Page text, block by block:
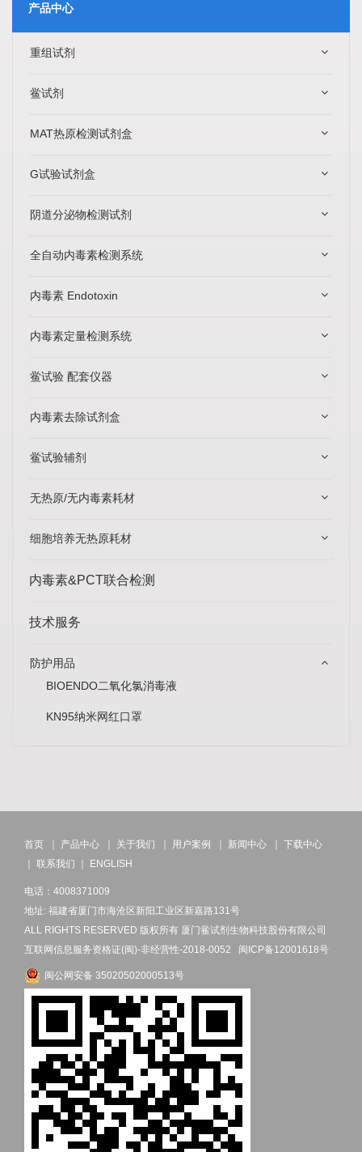
产品中心
重组试剂
鲎试剂
MAT热原检测试剂盒
G试验试剂盒
阴道分泌物检测试剂
全自动内毒素检测系统
内毒素 Endotoxin
内毒素定量检测系统
鲎试验 配套仪器
内毒素去除试剂盒
鲎试验辅剂
无热原/无内毒素耗材
细胞培养无热原耗材
内毒素&PCT联合检测
技术服务
防护用品
BIOENDO二氧化氯消毒液
KN95纳米网红口罩
首页 产品中心 关于我们 用户案例 新闻中心
下载中心
联系我们 ENGLISH
电话：4008371009
地址: 福建省厦门市海沧区新阳工业区新嘉路131号
ALL RIGHTS RESERVED 版权所有 厦门鲎试剂生物科技股份有限公司
互联网信息服务资格证(闽)-非经营性-2018-0052 闽ICP备12001618号
闽公网安备 35020502000513号